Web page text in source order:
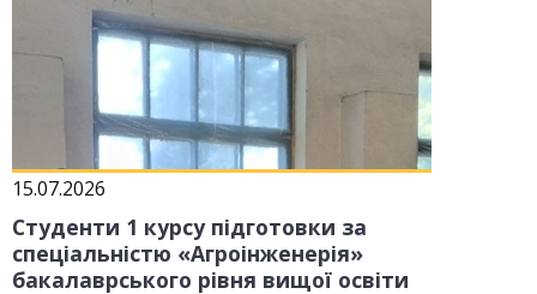
15.07.2026
Студенти 1 курсу підготовки за
спеціальністю «Агроінженерія»
бакалаврського рівня вищої освіти